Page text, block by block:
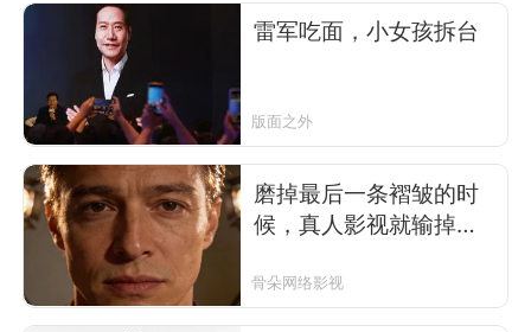
雷军吃面，小女孩拆台
版面之外
磨掉最后一条褶皱的时
候，真人影视就输掉了
骨朵网络影视